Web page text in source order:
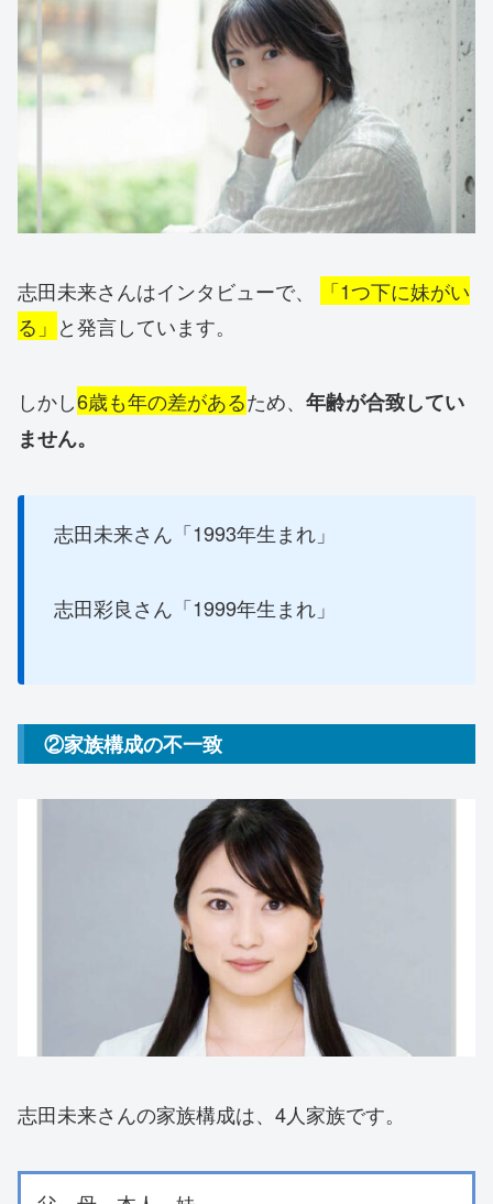
志田未来さんはインタビューで、
「1つ下に妹がい
る」 と発言しています。
しかし6歳も年の差があるため、 年齢が合致してい
ません。
志田未来さん「1993年生まれ」
志田彩良さん「1999年生まれ」
②家族構成の不一致
志田未来さんの家族構成は、4人家族です。